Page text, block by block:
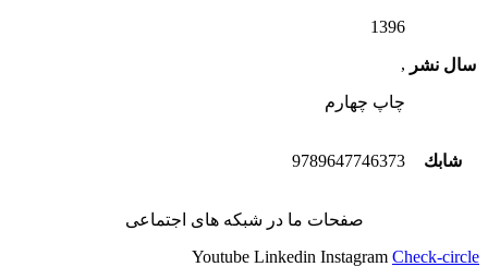
سال نشر
1396
,
چاپ چهارم
شابك 9789647746373
صفحات ما در شبکه های اجتماعی
Youtube Linkedin Instagram Check-circle